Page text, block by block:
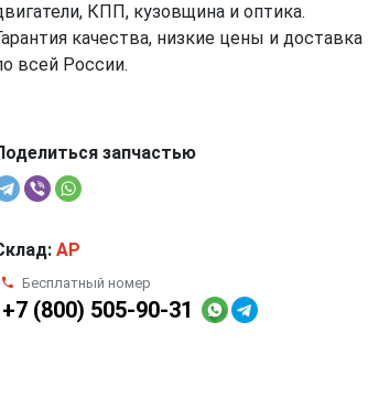
КПП, кузовщина и оптика.
качества, низкие цены и доставка
всей России.
запчастью
AP
Бесплатный номер
+7 (800) 505-90-31